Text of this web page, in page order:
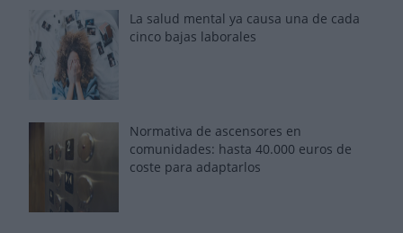
La salud mental ya causa una de cada
cinco bajas laborales
Normativa de ascensores en
comunidades: hasta 40.000 euros de
coste para adaptarlos